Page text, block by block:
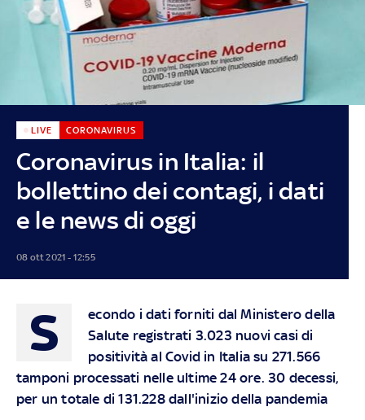
Coronavirus in Italia: il
bollettino dei contagi, i dati
e le news di oggi
LIVE CORONAVIRUS
08 ott 2021 - 12:55
S
econdo i dati forniti dal Ministero della
Salute registrati 3.023 nuovi casi di
positività al Covid in Italia su 271.566
tamponi processati nelle ultime 24 ore. 30 decessi,
per un totale di 131.228 dall'inizio della pandemia